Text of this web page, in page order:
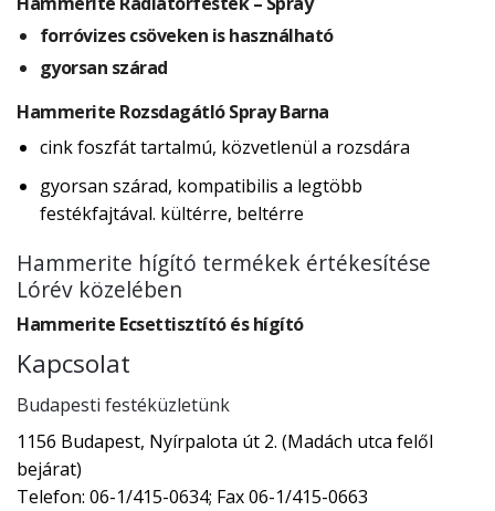
forróvizes csöveken is használható
gyorsan szárad
Hammerite Rozsdagátló Spray Barna
cink foszfát tartalmú, közvetlenül a rozsdára
gyorsan szárad, kompatibilis a legtöbb
festékfajtával. kültérre, beltérre
Hammerite hígító termékek értékesítése
Lórév közelében
Hammerite Ecsettisztító és hígító
Kapcsolat
Budapesti festéküzletünk
1156 Budapest, Nyírpalota út 2. (Madách utca felől
bejárat)
Telefon: 06-1/415-0634; Fax 06-1/415-0663